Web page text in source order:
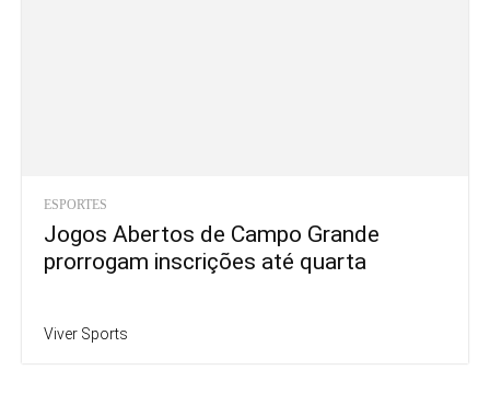
ESPORTES
Jogos Abertos de Campo Grande
prorrogam inscrições até quarta
Viver Sports